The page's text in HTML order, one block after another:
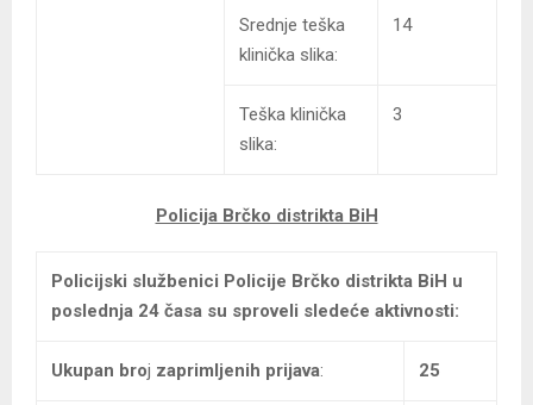
Srednje teška
klinička slika:
14
Teška klinička
slika:
3
Policija Brčko distrikta BiH
Policijski službenici Policije Brčko distrikta BiH u
poslednja 24 časa su sproveli sledeće aktivnosti:
Ukupan broj zaprimljenih prijava: 25